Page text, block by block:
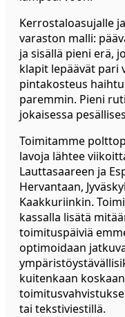
Kerrostaloasujalle
varaston malli:
ja sisällä pieni erä,
klapit lepäävät pari
pintakosteus
paremmin. Pieni
jokaisessa
Toimitamme
lavoja lähtee
Lauttasaareen ja
Hervantaan,
Kaakkuriinkin.
kassalla lisätä
toimituspäiviä
optimoidaan
kuitenkaan
tai tekstiviestillä.